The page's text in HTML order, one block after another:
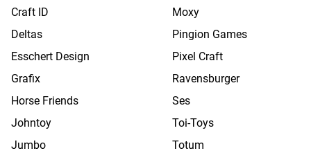
Craft ID
Deltas
Esschert Design
Grafix
Horse Friends
Johntoy
Jumbo
Moxy
Pingion Games
Pixel Craft
Ravensburger
Ses
Toi-Toys
Totum